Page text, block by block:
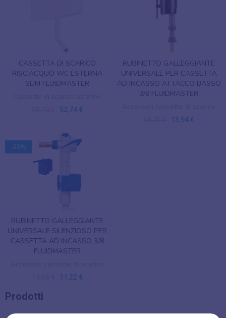
CASSETTA DI SCARICO
RISCIACQUO WC ESTERNA
SLIM FLUIDMASTER
52,74 €
RUBINETTO GALLEGGIANTE
UNIVERSALE PER CASSETTA
AD INCASSO ATTACCO BASSO
3/8 FLUIDMASTER
13,94 €
-23%
RUBINETTO GALLEGGIANTE
UNIVERSALE SILENZIOSO PER
CASSETTA AD INCASSO 3/8
FLUIDMASTER
11,22 €
Prodotti